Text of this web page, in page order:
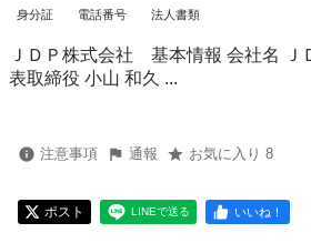
身分証 電話番号 法人書類
ＪＤＰ株式会社 基本情報 会社名 Ｊ
表取締役 小山 和久 ...
注意事項 通報 お気に入り 8
ポスト LINEで送る いいね！